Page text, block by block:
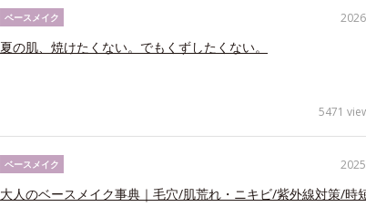
ベースメイク
夏の肌、焼けたくない。でもくずしたくない。
5471
ベースメイク
大人のベースメイク事典｜毛穴/肌荒れ・ニキビ/紫外線対策/時